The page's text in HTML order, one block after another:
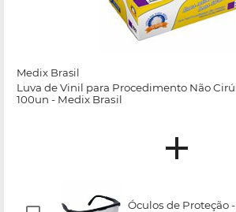
Medix Brasil
Luva de Vinil para Procedimento Não
100un - Medix Brasil
Óculos de Proteção